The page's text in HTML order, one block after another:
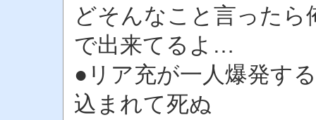
どそんなこと言った
で出来てるよ…
●リア充が一人爆発す
込まれて死ぬ